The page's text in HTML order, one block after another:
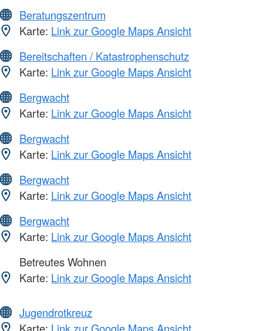
Beratungszentrum
Karte: Link zur Google Maps Ansicht
Bereitschaften / Katastrophenschutz
Karte: Link zur Google Maps Ansicht
Bergwacht
Karte: Link zur Google Maps Ansicht
Bergwacht
Karte: Link zur Google Maps Ansicht
Bergwacht
Karte: Link zur Google Maps Ansicht
Bergwacht
Karte: Link zur Google Maps Ansicht
Betreutes Wohnen
Karte: Link zur Google Maps Ansicht
Jugendrotkreuz